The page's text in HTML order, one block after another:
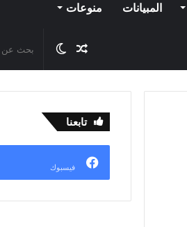
المبيانات منوعات
الوضع
المظلم
مقال
عشوائي
تابعنا
فيسبوك